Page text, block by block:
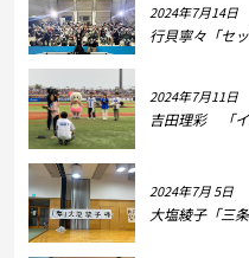
2024年7月14日
行貝寧々「セ
2024年7月11日
吉田理彩 「イ
2024年7月 5日
大塩綾子「三